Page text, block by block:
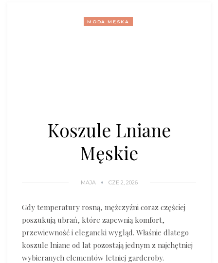
MODA MĘSKA
Koszule Lniane
Męskie
MAJA CZE 2, 2026
Gdy temperatury rosną, mężczyźni coraz częściej
poszukują ubrań, które zapewnią komfort,
przewiewność i elegancki wygląd. Właśnie dlatego
koszule lniane od lat pozostają jednym z najchętniej
wybieranych elementów letniej garderoby.